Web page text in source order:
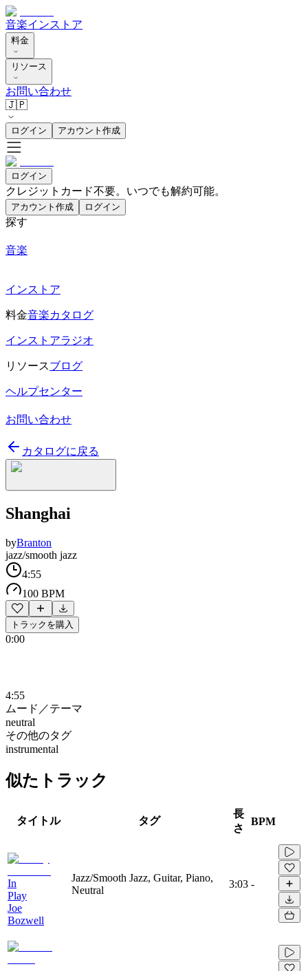
音楽インストア
料金
リソース
お問い合わせ
🇯🇵
ログイン アカウント作成
ログイン
クレジットカード不要。いつでも解約可能。
アカウント作成 ログイン
探す
音楽
インストア
料金音楽カタログ
インストアラジオ
リソースブログ
ヘルプセンター
お問い合わせ
カタログに戻る
Shanghai
byBranton
jazz/smooth jazz
4:55
100 BPM
トラックを購入
0:00
4:55
ムード／テーマ
neutral
その他のタグ
instrumental
似たトラック
タイトル タグ
長
さ
BPM
In
Play
Joe
Bozwell
Jazz/Smooth Jazz, Guitar, Piano,
Neutral
3:03 -